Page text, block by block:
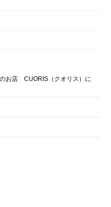
お店 CUORIS（クオリス）に